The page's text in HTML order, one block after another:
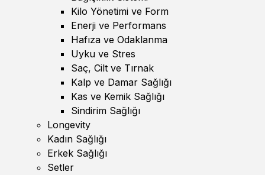
Kilo Yönetimi ve Form
Enerji ve Performans
Hafıza ve Odaklanma
Uyku ve Stres
Saç, Cilt ve Tırnak
Kalp ve Damar Sağlığı
Kas ve Kemik Sağlığı
Sindirim Sağlığı
Longevity
Kadın Sağlığı
Erkek Sağlığı
Setler